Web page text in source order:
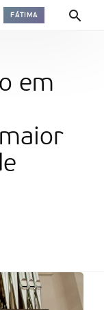
FÁTIMA
em